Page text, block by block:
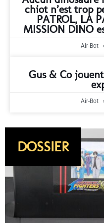
chiot n’est trop
PATROL, LA
MISSION DINO
Air-Bot
Gus & Co
Air-Bot
DOSSIER
SORTIE